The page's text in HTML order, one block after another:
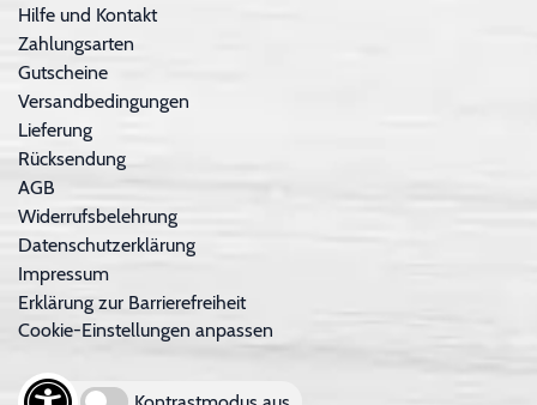
Hilfe und Kontakt
Zahlungsarten
Gutscheine
Versandbedingungen
Lieferung
Rücksendung
AGB
Widerrufsbelehrung
Datenschutzerklärung
Impressum
Erklärung zur Barrierefreiheit
Cookie-Einstellungen anpassen